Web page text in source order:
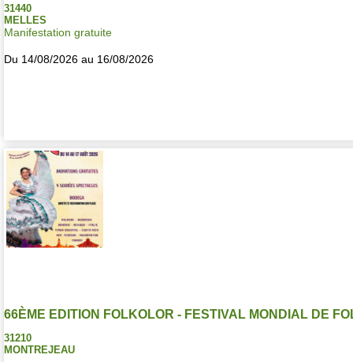
31440
MELLES
Manifestation gratuite
Du 14/08/2026 au 16/08/2026
66ÈME EDITION FOLKOLOR - FESTIVAL MONDIAL DE
31210
MONTREJEAU